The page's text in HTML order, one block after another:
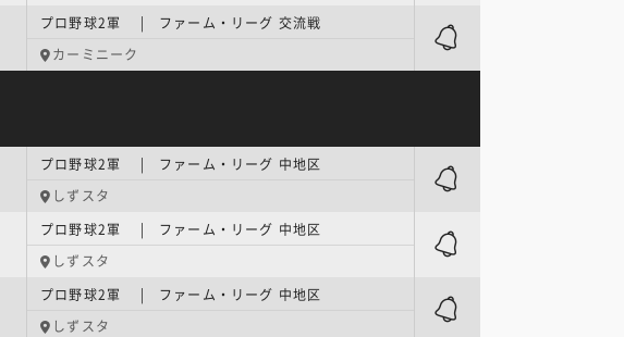
プロ野球2軍 | ファーム・リーグ 交流戦
カーミニーク
プロ野球2軍 | ファーム・リーグ 中地区
しずスタ
プロ野球2軍 | ファーム・リーグ 中地区
しずスタ
プロ野球2軍 | ファーム・リーグ 中地区
しずスタ